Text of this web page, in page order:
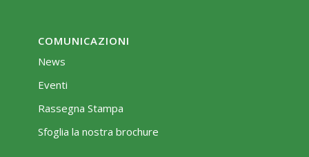
COMUNICAZIONI
News
Eventi
Rassegna Stampa
Sfoglia la nostra brochure